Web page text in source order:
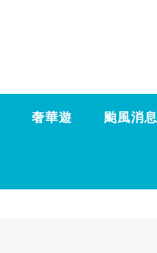
奢華遊 颱風消息